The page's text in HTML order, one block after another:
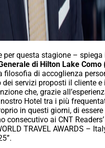
per questa stagione – spiega
di Hilton Lake Como
filosofia di accoglienza
dei servizi proposti il cliente e
che, grazie
Hotel tra i più
in questi giorni, di
consecutivo ai CNT
TRAVEL AWARDS –